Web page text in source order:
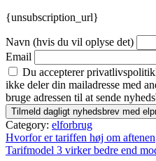
{unsubscription_url}
Navn (hvis du vil oplyse det)
Email
Du accepterer
ikke deler din mailadresse med
bruge adressen til at sende
Category: elforbrug
Indlægsnavigation
Hvorfor er tariffen høj om aftenen
Tarifmodel 3 virker bedre end